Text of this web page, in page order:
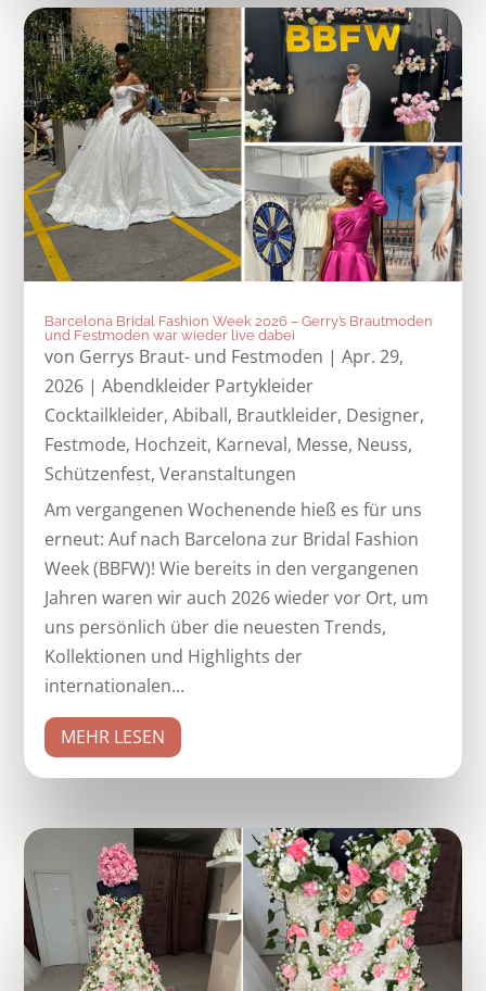
Barcelona Bridal Fashion Week 2026 – Gerry’s Brautmoden
und Festmoden war wieder live dabei
von Gerrys Braut- und Festmoden |Apr. 29,
2026 |Abendkleider Partykleider
Cocktailkleider,Abiball, Brautkleider, Designer,
Festmode, Hochzeit, Karneval, Messe, Neuss,
Schützenfest,Veranstaltungen
Am vergangenen Wochenende hieß es für uns
erneut: Auf nach Barcelona zur Bridal Fashion
Week (BBFW)! Wie bereits in den vergangenen
Jahren waren wir auch 2026 wieder vor Ort, um
uns persönlich über die neuesten Trends,
Kollektionen und Highlights der
internationalen...
MEHR LESEN